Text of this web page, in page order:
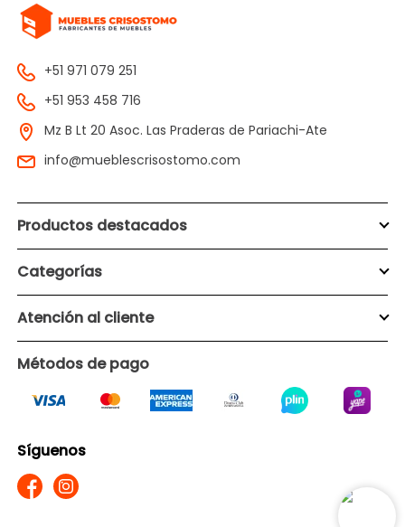
+51 971 079 251
+51 953 458 716
Mz B Lt 20 Asoc. Las Praderas de Pariachi-Ate
info@mueblescrisostomo.com
Productos destacados
Categorías
Atención al cliente
Métodos de pago